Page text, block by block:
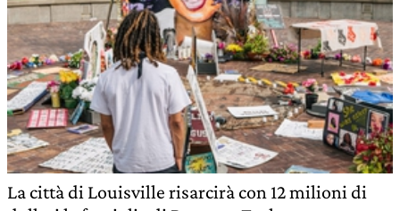
La città di Louisville risarcirà con 12 milioni di